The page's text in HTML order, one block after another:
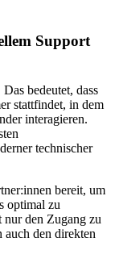
Support
bedeutet, dass
stattfindet, in dem
interagieren.
technischer
bereit, um
optimal zu
nur den Zugang zu
den direkten